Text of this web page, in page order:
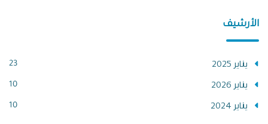
الأرشيف
يناير 2025 23
يناير 2026 10
يناير 2024 10